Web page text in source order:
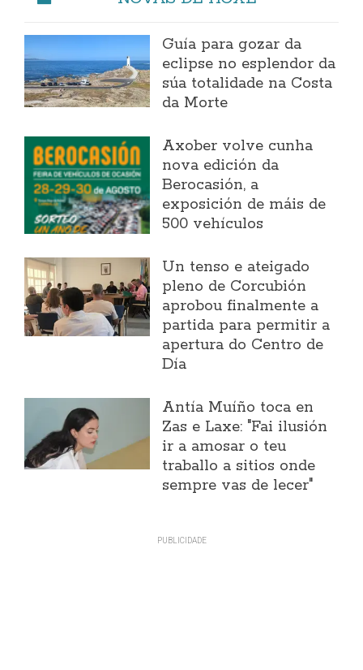
Guía para gozar da
eclipse no esplendor da
súa totalidade na Costa
da Morte
Axober volve cunha
nova edición da
Berocasión, a
exposición de máis de
500 vehículos
Un tenso e ateigado
pleno de Corcubión
aprobou finalmente a
partida para permitir a
apertura do Centro de
Día
Antía Muíño toca en
Zas e Laxe: "Fai ilusión
ir a amosar o teu
traballo a sitios onde
sempre vas de lecer"